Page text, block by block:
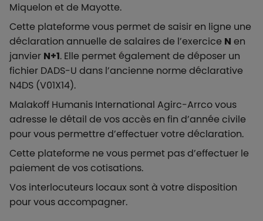
Miquelon et de Mayotte.
Cette plateforme vous permet de saisir en ligne une
déclaration annuelle de salaires de l’exercice N en
janvier N+1. Elle permet également de déposer un
fichier DADS-U dans l’ancienne norme déclarative
N4DS (V01X14).
Malakoff Humanis International Agirc-Arrco vous
adresse le détail de vos accès en fin d’année civile
pour vous permettre d’effectuer votre déclaration.
Cette plateforme ne vous permet pas d’effectuer le
paiement de vos cotisations.
Vos interlocuteurs locaux sont à votre disposition
pour vous accompagner.